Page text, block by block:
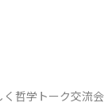
く哲学トーク交流